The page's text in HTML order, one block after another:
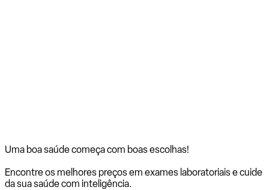
Uma boa saúde começa com boas escolhas!
Encontre os melhores preços em exames laboratoriais e cuide
da sua saúde com inteligência.